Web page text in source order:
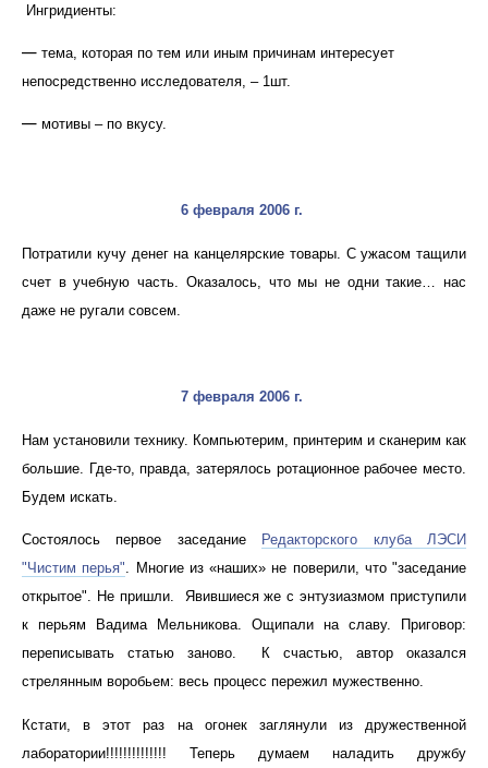
Ингридиенты:
тема, которая по тем или иным причинам интересует
непосредственно исследователя, – 1шт.
мотивы – по вкусу.
6 февраля 2006 г.
Потратили кучу денег на канцелярские товары. С ужасом тащили
счет в учебную часть. Оказалось, что мы не одни такие… нас
даже не ругали совсем.
7 февраля 2006 г.
Нам установили технику. Компьютерим, принтерим и сканерим как
большие. Где-то, правда, затерялось ротационное рабочее место.
Будем искать.
Состоялось первое заседание
Редакторского клуба ЛЭСИ
"Чистим перья". Многие из «наших» не поверили, что "заседание
открытое". Не пришли. Явившиеся же с энтузиазмом приступили
к перьям Вадима Мельникова. Ощипали на славу. Приговор:
переписывать статью заново. К счастью, автор оказался
стрелянным воробьем: весь процесс пережил мужественно.
Кстати, в этот раз на огонек заглянули из дружественной
лаборатории!!!!!!!!!!!!!! Теперь думаем наладить дружбу